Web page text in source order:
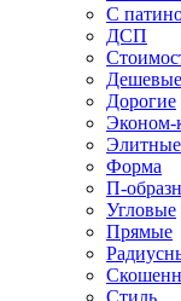
С
ДСП
Дешевые
Дорогие
Эконом-
Элитные
Форма
П-
Угловые
Прямые
Стиль